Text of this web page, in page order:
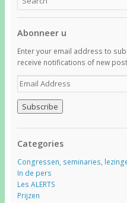
Abonneer u
Enter your email address to
receive notifications of new
E
m
a
i
l
d
d
r
e
s
Categories
Congressen, seminaries,
In de pers
Les ALERTS
Prijzen